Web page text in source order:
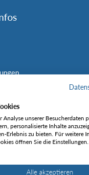
Analyse unserer Besucherdaten
personalisierte Inhalte
Erlebnis zu bieten. Für weitere
öffnen Sie die Einstellungen.
Alle akzeptieren